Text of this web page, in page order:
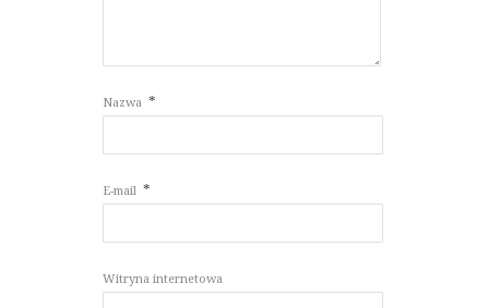
Nazwa *
E-mail *
Witryna internetowa